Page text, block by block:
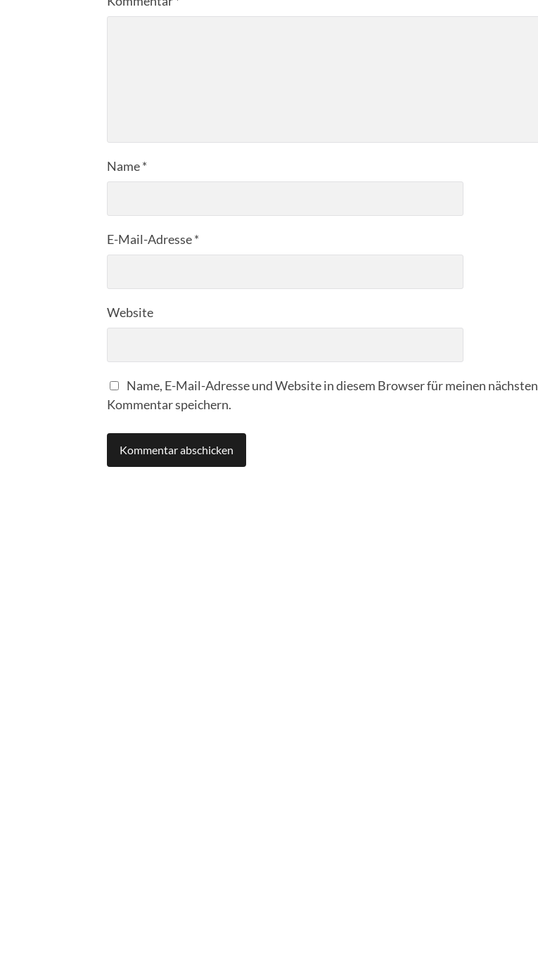
Name*
E-Mail-Adresse*
Website
Name, E-Mail-Adresse und Website in diesem Browser für meinen nächsten
Kommentar speichern.